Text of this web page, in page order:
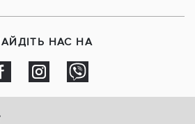
НАС НА